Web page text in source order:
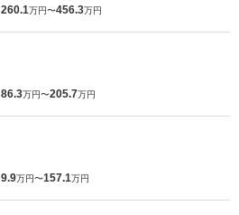
260.1万円〜456.3万円
86.3万円〜205.7万円
9.9万円〜157.1万円